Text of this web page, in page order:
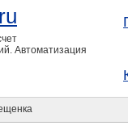
Автоматизация